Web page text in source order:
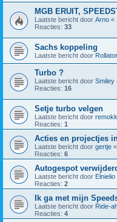
MGB ERUIT,
Laatste bericht door Arno «
Reacties: 33
Sachs koppeling
Laatste bericht door
Turbo ?
Laatste bericht door Smiley
Reacties: 16
Setje turbo velgen
Laatste bericht door
Reacties: 1
Acties en projectjes
Laatste bericht door gertje «
Reacties: 6
Autogespot
Laatste bericht door Elnielio
Reacties: 2
Ik ga met mijn
Laatste bericht door Ride-
Reacties: 4